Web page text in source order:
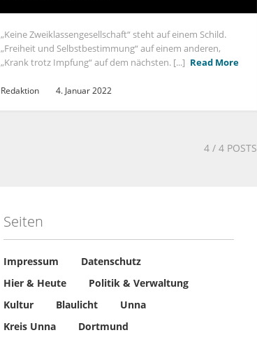
„Keine Zweiklassengesellschaft“ steht auf einem Schild.
„Freiheit und Selbstbestimmung“ auf einem anderen,
„Krank trotz Impfung“ auf dem nächsten. [...] Read More
Redaktion 4. Januar 2022
4 / 4 POSTS
Seiten
Impressum
Datenschutz
Hier & Heute
Politik & Verwaltung
Kultur
Blaulicht
Unna
Kreis Unna
Dortmund